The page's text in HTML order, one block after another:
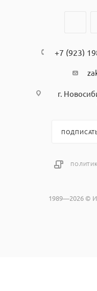
+7 (923)
г.
1989—2026 ©